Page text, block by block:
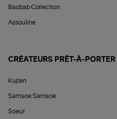
Baobab Collection
Assouline
CRÉATEURS PRÊT-À-PORTER
Kujten
Samsoe Samsoe
Soeur